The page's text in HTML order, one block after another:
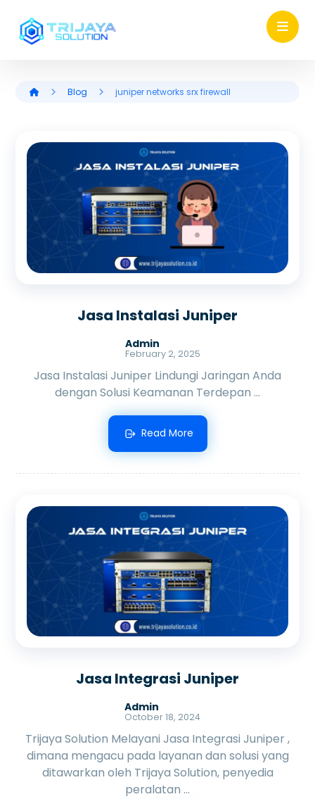
Blog juniper networks srx firewall
Jasa Instalasi Juniper
Admin
February 2, 2025
Jasa Instalasi Juniper Lindungi Jaringan Anda
dengan Solusi Keamanan Terdepan ...
Read More
Jasa Integrasi Juniper
Admin
October 18, 2024
Trijaya Solution Melayani Jasa Integrasi Juniper ,
dimana mengacu pada layanan dan solusi yang
ditawarkan oleh Trijaya Solution, penyedia
peralatan ...